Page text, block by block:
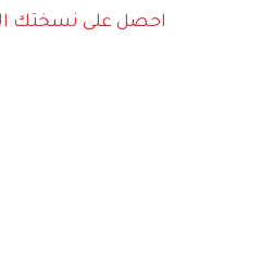
احصل على نسختك